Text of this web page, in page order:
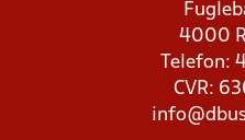
4000
Telefon:
CVR: